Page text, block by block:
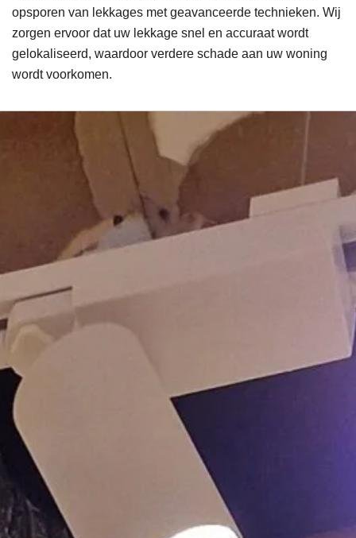
opsporen van lekkages met geavanceerde technieken. Wij
zorgen ervoor dat uw lekkage snel en accuraat wordt
gelokaliseerd, waardoor verdere schade aan uw woning
wordt voorkomen.